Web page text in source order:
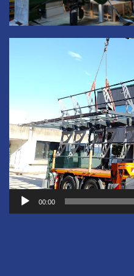
00:00